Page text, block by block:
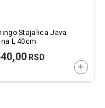
Stajalica Java
L 40cm
RSD